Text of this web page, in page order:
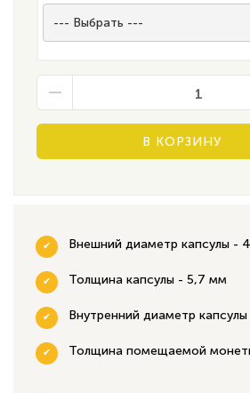
В КОРЗИНУ
Внешний диаметр капсулы -
Толщина капсулы - 5,7 мм
Внутренний диаметр
Толщина помещаемой